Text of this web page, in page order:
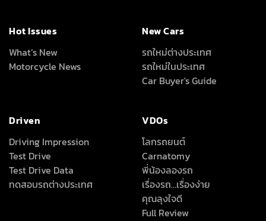
Hot Issues
What’s New
Motorcycle News
New Cars
รถใหม่ต่างประเทศ
รถใหม่ในประเทศ
Car Buyer's Guide
Driven
Driving Impression
Test Drive
Test Drive Data
ทดสอบรถต่างประเทศ
VDOs
โลกรถยนต์
Carnatomy
พี่น้องลองรถ
เรื่องรถ…เรื่องง่าย
คุณลุงใจดี
Full Review